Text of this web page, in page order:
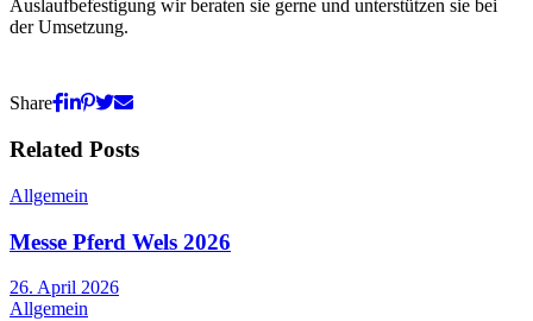
Auslaufbefestigung wir beraten sie gerne und unterstützen sie bei
der Umsetzung.
Share
Related Posts
Allgemein
Messe Pferd Wels 2026
26. April 2026
Allgemein